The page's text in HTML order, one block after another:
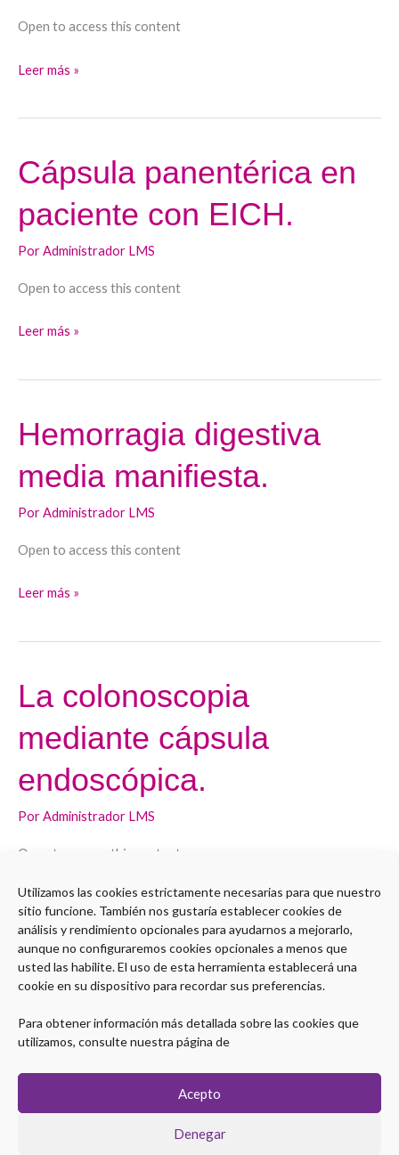
Utilizamos las cookies estrictamente necesarias para que nuestro
sitio funcione. También nos gustaría establecer cookies de
análisis y rendimiento opcionales para ayudarnos a mejorarlo,
aunque no configuraremos cookies opcionales a menos que
usted las habilite. El uso de esta herramienta establecerá una
cookie en su dispositivo para recordar sus preferencias.
Para obtener información más detallada sobre las cookies que
utilizamos, consulte nuestra página de
Acepto
Denegar
Open to access this content
Leer más »
Cápsula panentérica en
paciente con EICH.
PorAdministrador LMS
Open to access this content
Cápsula
panentérica
en
paciente
con
EICH.
Leer más »
Hemorragia digestiva
media manifiesta.
PorAdministrador LMS
Open to access this content
Hemorragia
digestiva
media
Leer más »
La colonoscopia
mediante cápsula
endoscópica.
PorAdministrador LMS
Open to access this content
La
colonoscopia
mediante
endoscópica.
Leer más »
1 2 Siguiente